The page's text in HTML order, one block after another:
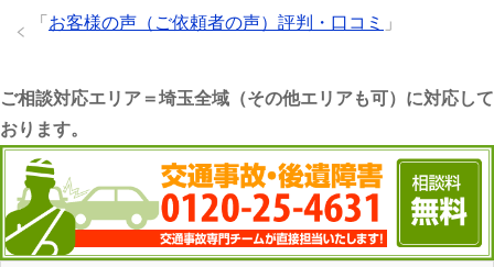
「 お客様の声（ご依頼者の声）評判・口コミ 」
ご相談対応エリア＝埼玉全域（その他エリアも可）に対応して
おります。